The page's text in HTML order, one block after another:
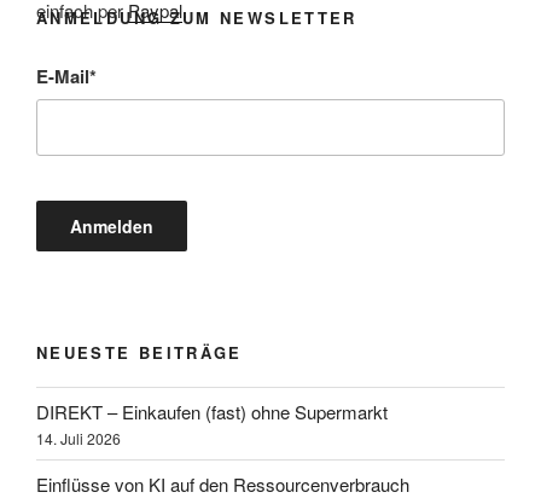
einfach perPaypal.
ANMELDUNG ZUM NEWSLETTER
E-Mail*
NEUESTE BEITRÄGE
DIREKT – Einkaufen (fast) ohne Supermarkt
14. Juli 2026
Einflüsse von KI auf den Ressourcenverbrauch